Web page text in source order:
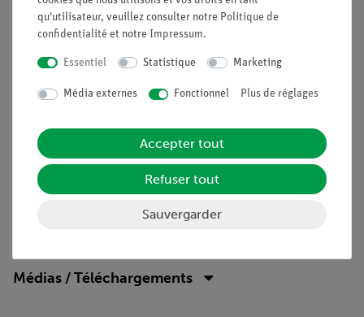
jaune, 96 pièces (47148-11)
- PCR tubes simples, 0,2 ml, couvercle en forme de dôme,
- Tubes de réaction jetable 1,5 ml, 1000 morceaux (37653-00)
- Stand pour les tubes de réaction jetables (37652-00)
- Kit d'empreintes génétiques pour PCR (35018-01)
Médias / Téléchargements
qu'utilisateur, veuillez consulter notre Politique de
confidentialité et notre Impressum.
Essentiel Statistique Marketing
Média externes Fonctionnel Plus de réglages
Accepter tout
Refuser tout
Sauvergarder